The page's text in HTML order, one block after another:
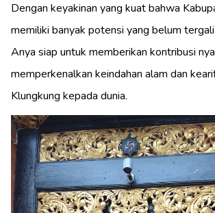
Dengan keyakinan yang kuat bahwa
memiliki banyak potensi yang belum
Anya siap untuk memberikan kontribusi
memperkenalkan keindahan alam dan
Klungkung kepada dunia.